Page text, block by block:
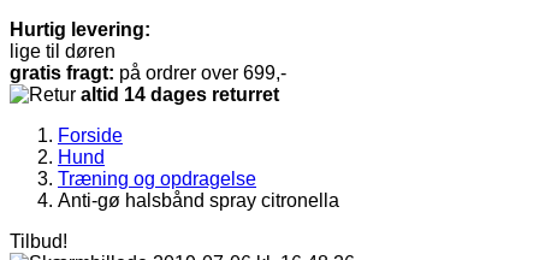
Hurtig levering:
lige til døren
gratis fragt: på ordrer over 699,-
altid 14 dages returret
Forside
Hund
Træning og opdragelse
Anti-gø halsbånd spray citronella
Tilbud!